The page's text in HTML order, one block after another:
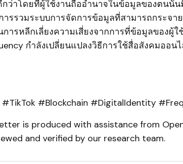
กว่าโดยที่ผู้ใช้งานถืออำนาจในข้อมูลของตนนั้น
รรวมระบบการจัดการข้อมูลที่สามารถกระจา
การหลีกเลี่ยงความเสี่ยงจากการที่ข้อมูลของผู้
กำลังเปลี่ยนแปลงวิธีการใช้สื่อสังคมออน
#TikTok #Blockchain #DigitalIdentity
is produced with assistance from
and verified by our research team.